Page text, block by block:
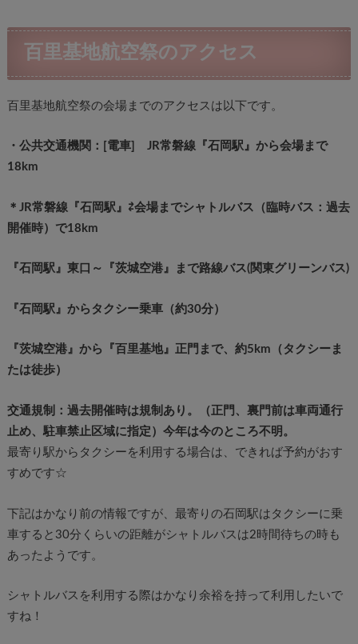
百里基地航空祭のアクセス
百里基地航空祭の会場までのアクセスは以下です。
・公共交通機関：[電車] JR常磐線『石岡駅』から会場まで
18km
＊JR常磐線『石岡駅』⇄会場までシャトルバス（臨時バス：過去
開催時）で18km
『石岡駅』東口～『茨城空港』まで路線バス( 関東グリーンバス)
『石岡駅』からタクシー乗車（約30分）
『茨城空港』から『百里基地』正門まで、約5km（タクシーま
たは徒歩）
交通規制：過去開催時は規制あり。（正門、裏門前は車両通行
止め、駐車禁止区域に指定）今年は今のところ不明。
最寄り駅からタクシーを利用する場合は、できれば予約がおす
すめです☆
下記はかなり前の情報ですが、最寄りの石岡駅はタクシーに乗
車すると30分くらいの距離がシャトルバスは2時間待ちの時も
あったようです。
シャトルバスを利用する際はかなり余裕を持って利用したいで
すね！